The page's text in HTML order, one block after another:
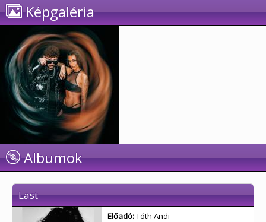
Képgaléria
Albumok
Last
Előadó:Tóth Andi